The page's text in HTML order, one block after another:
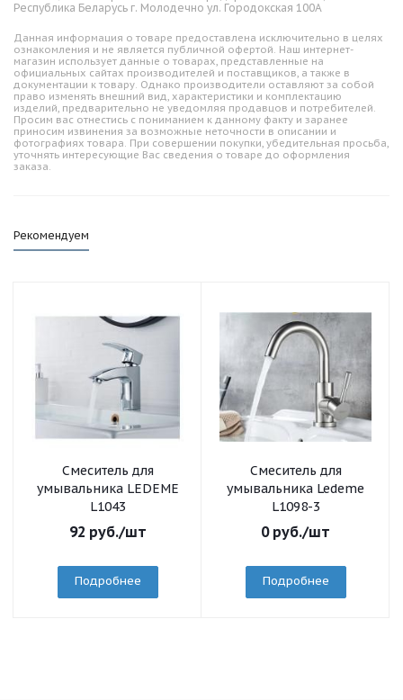
Республика Беларусь г. Молодечно ул. Городокская 100А
Данная информация о товаре предоставлена исключительно в целях
ознакомления и не является публичной офертой. Наш интернет-
магазин использует данные о товарах, представленные на
официальных сайтах производителей и поставщиков, а также в
документации к товару. Однако производители оставляют за собой
право изменять внешний вид, характеристики и комплектацию
изделий, предварительно не уведомляя продавцов и потребителей.
Просим вас отнестись с пониманием к данному факту и заранее
приносим извинения за возможные неточности в описании и
фотографиях товара. При совершении покупки, убедительная просьба,
уточнять интересующие Вас сведения о товаре до оформления
заказа.
Рекомендуем
Смеситель для
умывальника LEDEME
L1043
92 руб./шт
Подробнее
Смеситель для
умывальника Ledeme
L1098-3
0руб./шт
Подробнее